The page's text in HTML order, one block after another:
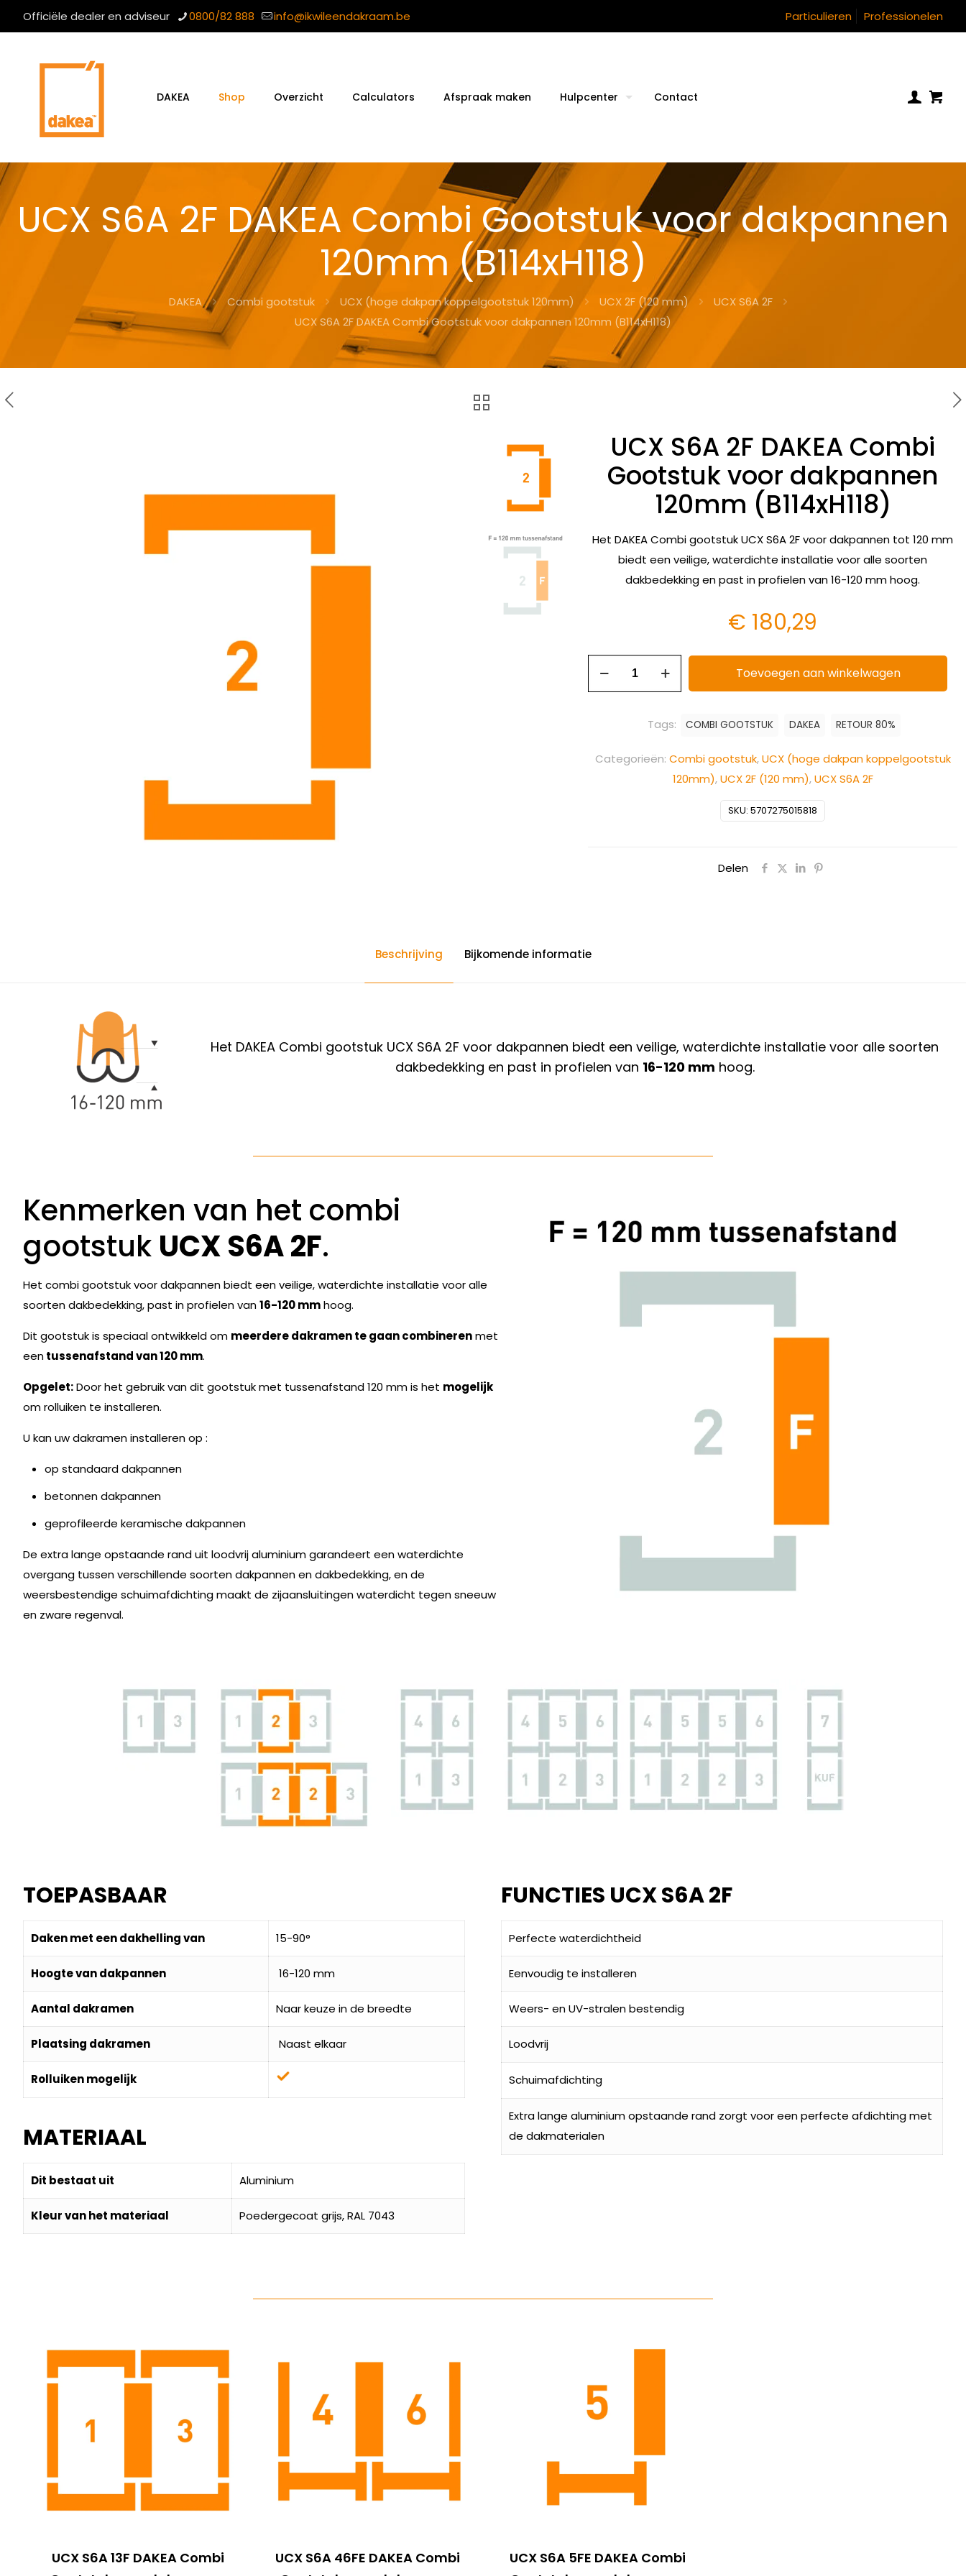
Officiële dealer en adviseur 0800/82 888 info@ikwileendakraam.be Particulieren Professionelen
DAKEA Shop Overzicht Calculators Afspraak maken Hulpcenter Contact
UCX S6A 2F DAKEA Combi Gootstuk voor dakpannen
120mm (B114xH118)
DAKEA Combi gootstuk UCX (hoge dakpan koppelgootstuk 120mm) UCX 2F (120 mm)
UCX S6A 2F
UCX S6A 2F DAKEA Combi Gootstuk voor dakpannen 120mm (B114xH118)
UCX S6A 2F DAKEA Combi
Gootstuk voor dakpannen
120mm (B114xH118)
Het DAKEA Combi gootstuk UCX S6A 2F voor dakpannen tot 120 mm
biedt een veilige, waterdichte installatie voor alle soorten
dakbedekking en past in profielen van 16-120 mm hoog.
€ 180,29
Toevoegen aan winkelwagen
SKU:5707275015818
Categorieën: Combi gootstuk,UCX (hoge dakpan koppelgootstuk
120mm),UCX 2F (120 mm),UCX S6A 2F
Tags: COMBI GOOTSTUK DAKEA RETOUR 80%
Delen
Beschrijving Bijkomende informatie
Het DAKEA Combi gootstuk UCX S6A 2F voor dakpannen biedt een veilige, waterdichte installatie voor alle soorten
dakbedekking en past in profielen van 16-120 mm hoog.
Kenmerken van het combi
gootstuk UCX S6A 2F.
Het combi gootstuk voor dakpannen biedt een veilige, waterdichte installatie voor alle
soorten dakbedekking, past in profielen van16-120 mmhoog.
Dit gootstuk is speciaal ontwikkeld om meerdere dakramen te gaan combinerenmet
eentussenafstand van 120 mm.
Opgelet:Door het gebruik van dit gootstuk met tussenafstand 120 mm is het mogelijk
om rolluiken te installeren.
U kan uw dakramen installeren op :
op standaard dakpannen
betonnen dakpannen
geprofileerde keramische dakpannen
De extra lange opstaande rand uit loodvrij aluminium garandeert een waterdichte
overgang tussen verschillende soorten dakpannen en dakbedekking, en de
weersbestendige schuimafdichting maakt de zijaansluitingen waterdicht tegen sneeuw
en zware regenval.
TOEPASBAAR
Daken met een dakhelling van 15-90°
Hoogte van dakpannen 16-120 mm
Aantal dakramen Naar keuze in de breedte
Plaatsing dakramen Naast elkaar
Rolluiken mogelijk
MATERIAAL
Dit bestaat uit Aluminium
Kleur van het materiaal Poedergecoat grijs, RAL 7043
FUNCTIES UCX S6A 2F
Perfecte waterdichtheid
Eenvoudig te installeren
Weers- en UV-stralen bestendig
Loodvrij
Schuimafdichting
Extra lange aluminium opstaande rand zorgt voor een perfecte afdichting met
de dakmaterialen
UCX S6A 13F DAKEA Combi
UCX S6A 46FE DAKEA Combi
UCX S6A 5FE DAKEA Combi